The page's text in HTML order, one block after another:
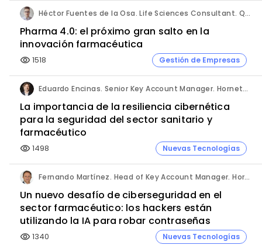
Héctor Fuentes de la Osa. Life Sciences Consultant. QbD Group.
Pharma 4.0: el próximo gran salto en la
innovación farmacéutica
visibility 1518 Gestión de Empresas
Eduardo Encinas. Senior Key Account Manager. Hornetsecurity en Iberia.
La importancia de la resiliencia cibernética
para la seguridad del sector sanitario y
farmacéutico
visibility 1498 Nuevas Tecnologías
Fernando Martínez. Head of Key Account Manager. Hornetsecurity.
Un nuevo desafío de ciberseguridad en el
sector farmacéutico: los hackers están
utilizando la IA para robar contraseñas
visibility 1340 Nuevas Tecnologías